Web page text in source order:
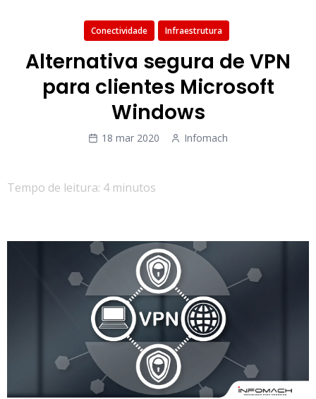
Conectividade Infraestrutura
Alternativa segura de VPN
para clientes Microsoft
Windows
18 mar 2020 Infomach
Tempo de leitura: 4 minutos